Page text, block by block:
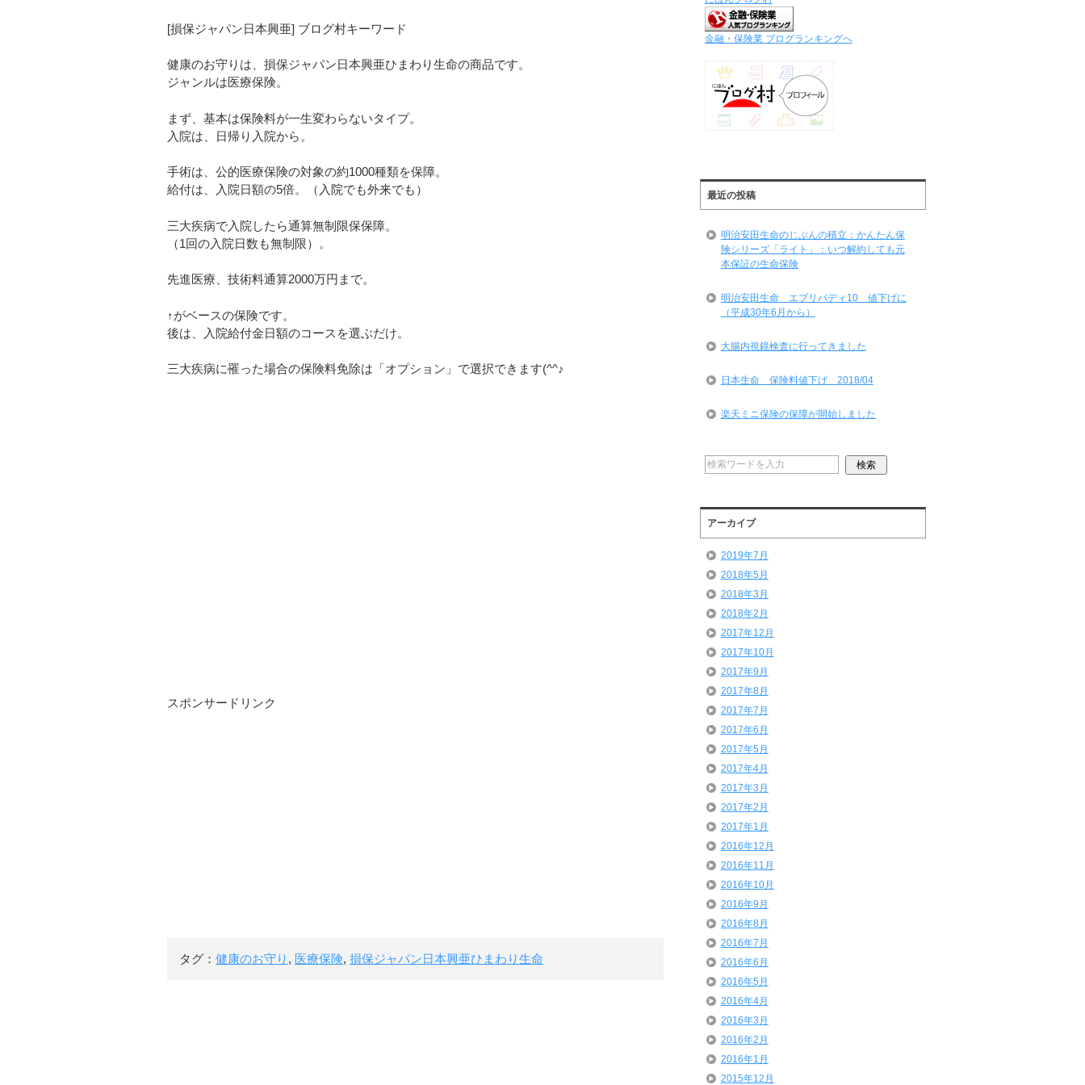
[損保ジャパン日本興亜] ブログ村キーワード
健康のお守りは、損保ジャパン日本興亜ひまわり生命の商品です。
ジャンルは医療保険。
まず、基本は保険料が一生変わらないタイプ。
入院は、日帰り入院から。
手術は、公的医療保険の対象の約1000種類を保障。
給付は、入院日額の5倍。（入院でも外来でも）
三大疾病で入院したら通算無制限保保障。
（1回の入院日数も無制限）。
先進医療、技術料通算2000万円まで。
↑がベースの保険です。
後は、入院給付金日額のコースを選ぶだけ。
三大疾病に罹った場合の保険料免除は「オプション」で選択できます(^^♪
スポンサードリンク
タグ： 健康のお守り , 医療保険, 損保ジャパン日本興亜ひまわり生命
金融・保険業 ブログランキングへ
最近の投稿
明治安田生命のじぶんの積立：かんたん保
険シリーズ「ライト」：いつ解約しても元
本保証の生命保険
明治安田生命 エブリバディ10 値下げに
（平成30年6月から）
大腸内視鏡検査に行ってきました
日本生命 保険料値下げ 2018/04
楽天ミニ保険の保障が開始しました
アーカイブ
2019年7月
2018年5月
2018年3月
2018年2月
2017年12月
2017年10月
2017年9月
2017年8月
2017年7月
2017年6月
2017年5月
2017年4月
2017年3月
2017年2月
2017年1月
2016年12月
2016年11月
2016年10月
2016年9月
2016年8月
2016年7月
2016年6月
2016年5月
2016年4月
2016年3月
2016年2月
2016年1月
2015年12月